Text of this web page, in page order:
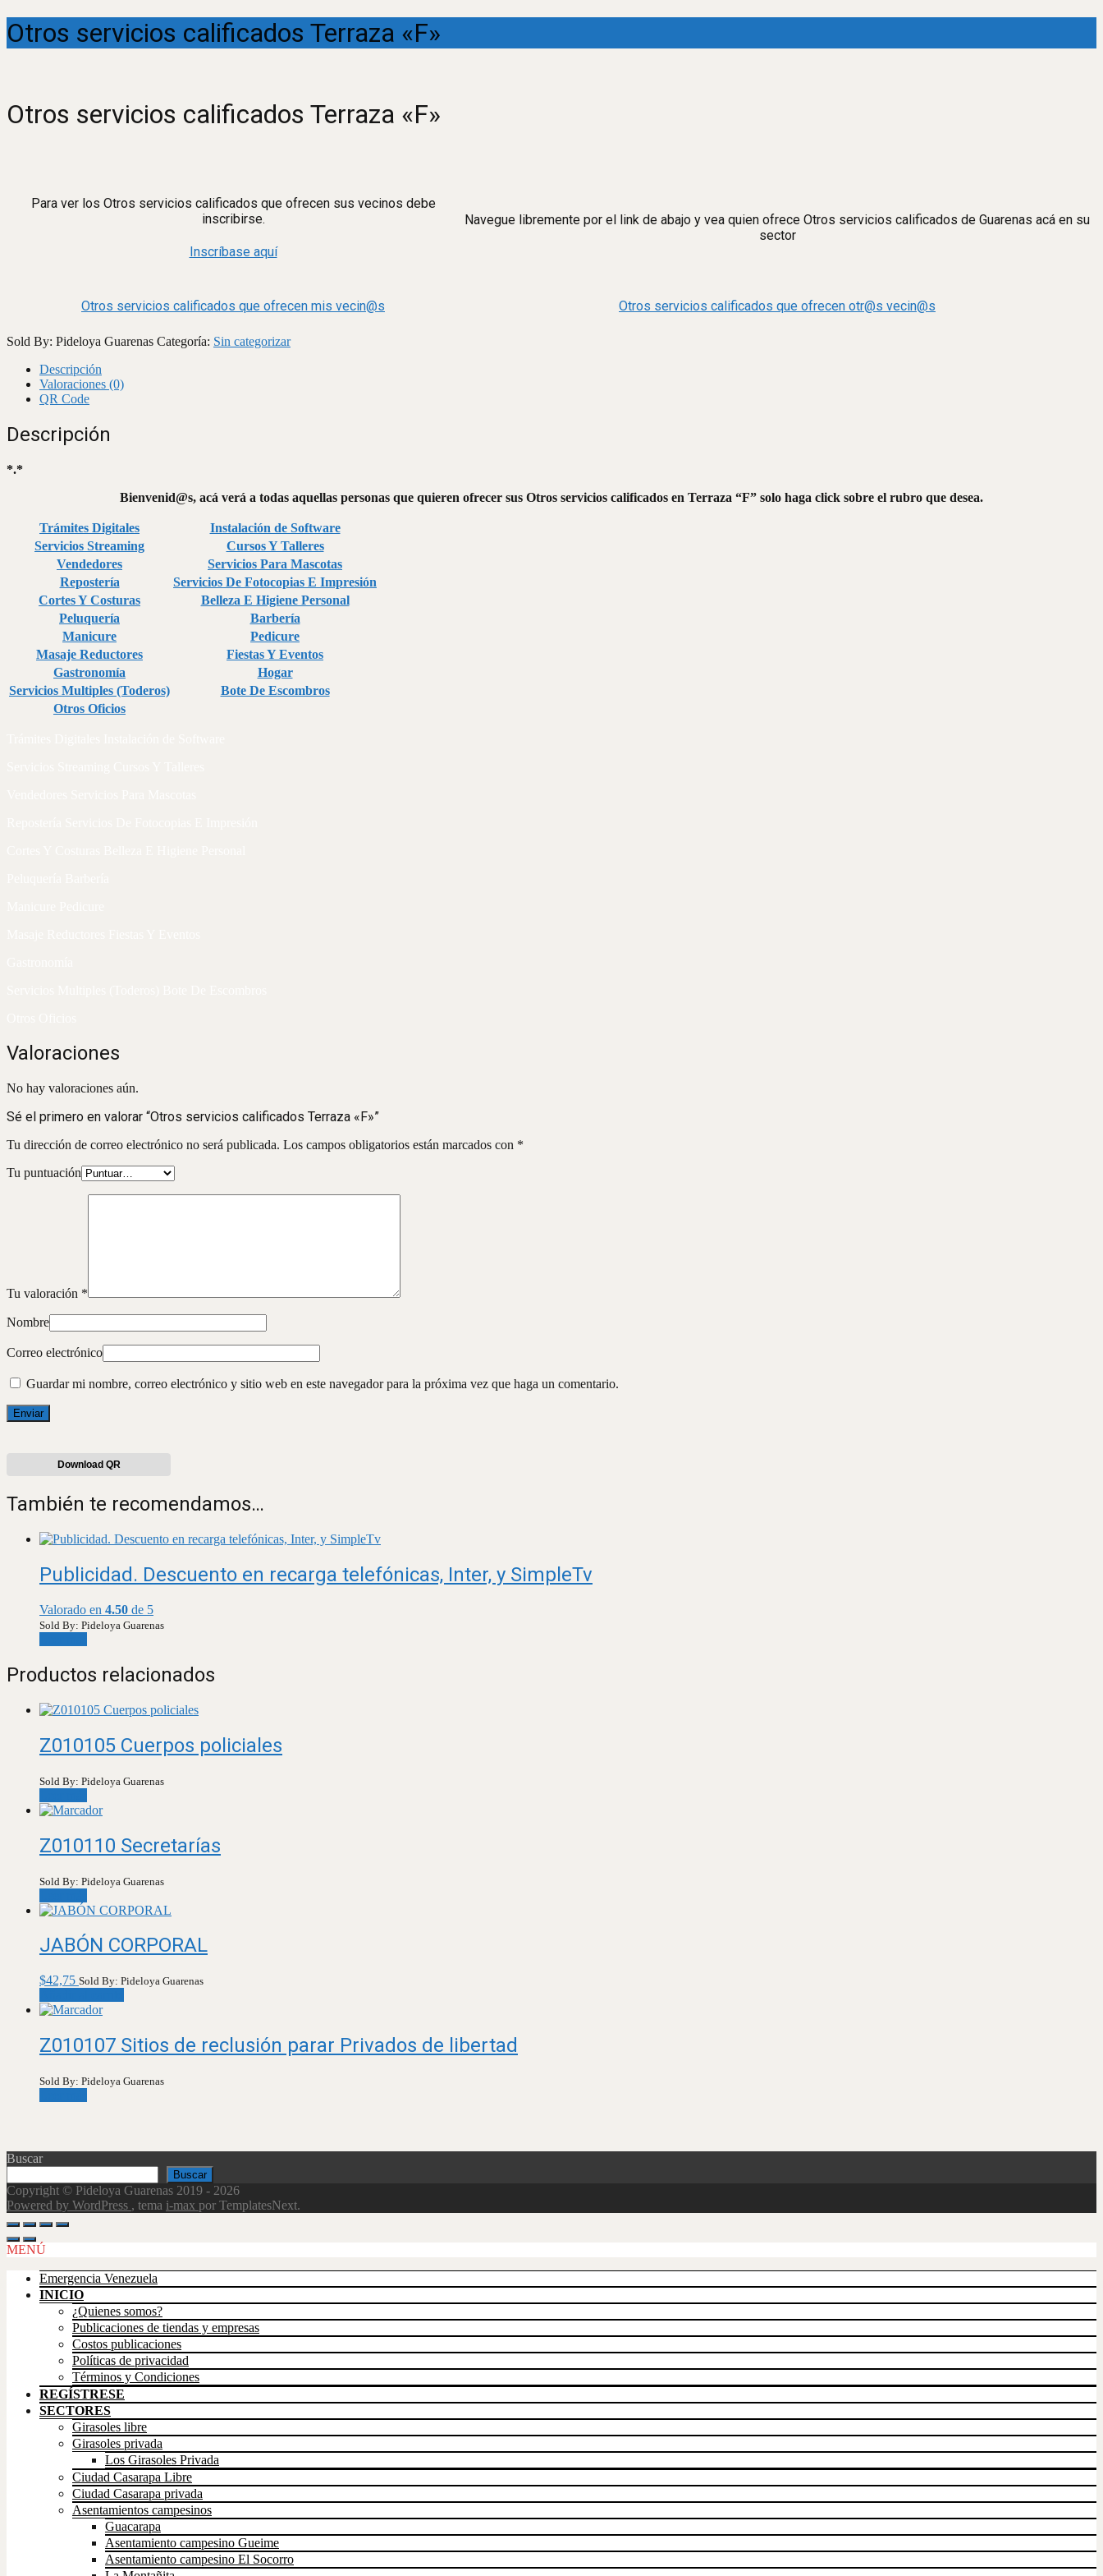
Otros servicios calificados Terraza «F»
Otros servicios calificados Terraza «F»
Para ver los Otros servicios calificados que ofrecen sus vecinos debe
inscribirse.
Inscríbase aquí
Navegue libremente por el link de abajo y vea quien ofrece Otros servicios calificados de Guarenas acá en su
sector
Otros servicios calificados que ofrecen mis vecin@s Otros servicios calificados que ofrecen otr@s vecin@s
Sold By: Pideloya Guarenas Categoría: Sin categorizar
Descripción
Valoraciones (0)
QR Code
Descripción
*.*
Bienvenid@s, acá verá a todas aquellas personas que quieren ofrecer sus Otros servicios calificados en Terraza “F” solo haga click sobre el rubro que desea.
Trámites Digitales
Instalación de Software
Servicios Streaming
Cursos Y Talleres
Vendedores
Servicios Para Mascotas
Repostería
Servicios De Fotocopias E Impresión
Cortes Y Costuras
Belleza E Higiene Personal
Peluquería
Barbería
Manicure
Pedicure
Masaje Reductores
Fiestas Y Eventos
Gastronomía
Hogar
Servicios Multiples (Toderos)
Bote De Escombros
Otros Oficios
Valoraciones
No hay valoraciones aún.
Sé el primero en valorar “Otros servicios calificados Terraza «F»”
Tu dirección de correo electrónico no será publicada. Los campos obligatorios están marcados con *
Tu puntuación
Tu valoración *
Nombre
Correo electrónico
Guardar mi nombre, correo electrónico y sitio web en este navegador para la próxima vez que haga un comentario.
Download QR
También te recomendamos…
Publicidad. Descuento en recarga telefónicas, Inter, y SimpleTv
Valorado en 4.50 de 5
Sold By: Pideloya Guarenas
Productos relacionados
Z010105 Cuerpos policiales
Sold By: Pideloya Guarenas
Z010110 Secretarías
Sold By: Pideloya Guarenas
JABÓN CORPORAL
$42,75 Sold By: Pideloya Guarenas
Z010107 Sitios de reclusión parar Privados de libertad
Sold By: Pideloya Guarenas
Buscar
Buscar
Copyright © Pideloya Guarenas 2019 - 2026
Powered by WordPress , tema i-max por TemplatesNext.
Scroll
Up
MENÚ
Emergencia Venezuela
INICIO
¿Quienes somos?
Publicaciones de tiendas y empresas
Costos publicaciones
Políticas de privacidad
Términos y Condiciones
REGÍSTRESE
SECTORES
Girasoles libre
Girasoles privada
Los Girasoles Privada
Ciudad Casarapa Libre
Ciudad Casarapa privada
Asentamientos campesinos
Guacarapa
Asentamiento campesino Gueime
Asentamiento campesino El Socorro